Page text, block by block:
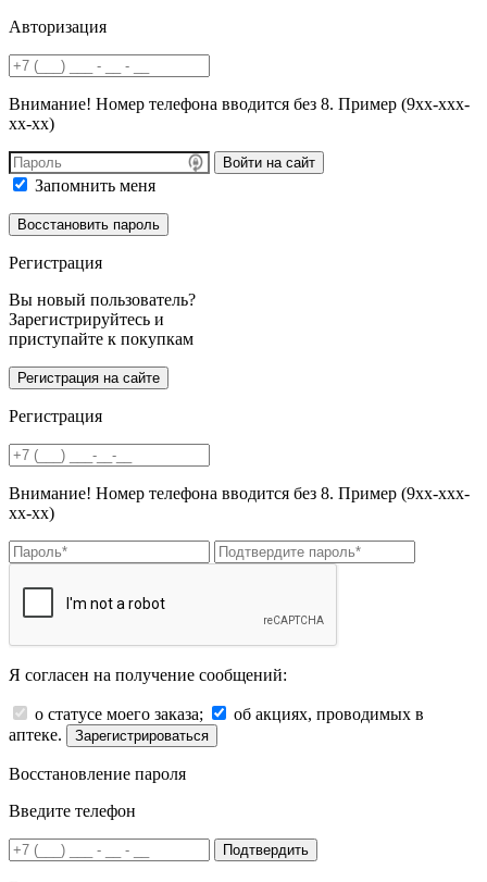
Авторизация
Внимание! Номер телефона вводится без 8. Пример (9хх-ххх-
хх-хх)
Войти на сайт
Запомнить меня
Регистрация
Вы новый пользователь?
Зарегистрируйтесь и
приступайте к покупкам
Регистрация
Внимание! Номер телефона вводится без 8. Пример (9хх-ххх-
хх-хх)
Я согласен на получение сообщений:
о статусе моего заказа;
об акциях, проводимых в
аптеке.
Зарегистрироваться
Восстановление пароля
Введите телефон
Подтвердить